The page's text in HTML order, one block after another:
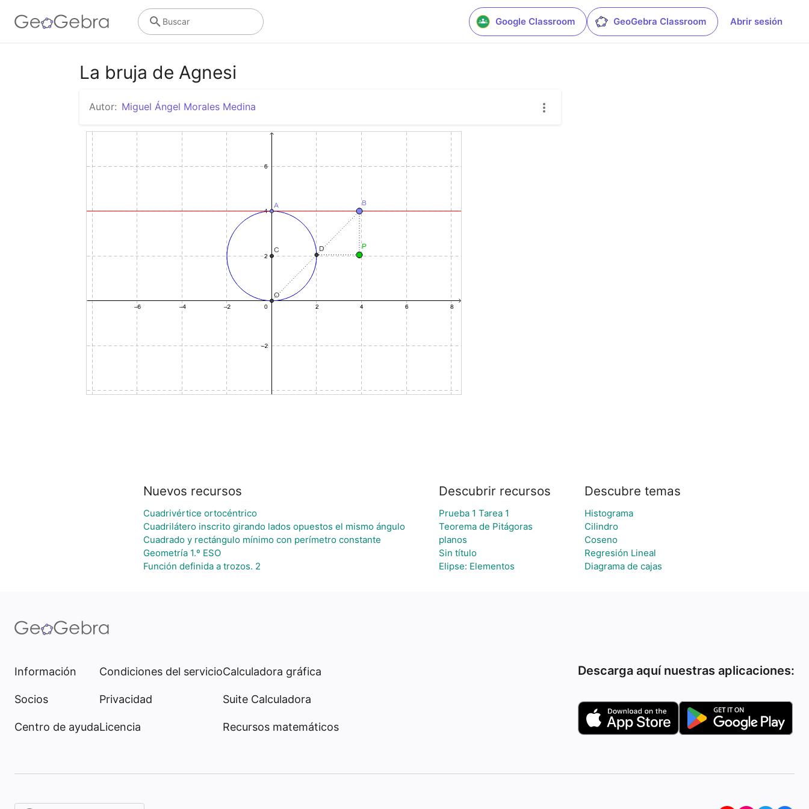
Google Classroom GeoGebra Classroom Abrir sesión
Buscar
La bruja de Agnesi
Autor: Miguel Ángel Morales Medina
Nuevos recursos
Cuadrivértice ortocéntrico
Cuadrilátero inscrito girando lados opuestos el mismo ángulo
Cuadrado y rectángulo mínimo con perímetro constante
Geometría 1.º ESO
Función definida a trozos. 2
Descubrir recursos
Prueba 1 Tarea 1
Teorema de Pitágoras
planos
Sin título
Elipse: Elementos
Descubre temas
Histograma
Cilindro
Coseno
Regresión Lineal
Diagrama de cajas
Información
Socios
Centro de ayuda
Condiciones del servicio
Privacidad
Licencia
Calculadora gráfica
Suite Calculadora
Recursos matemáticos
Descarga aquí nuestras aplicaciones: